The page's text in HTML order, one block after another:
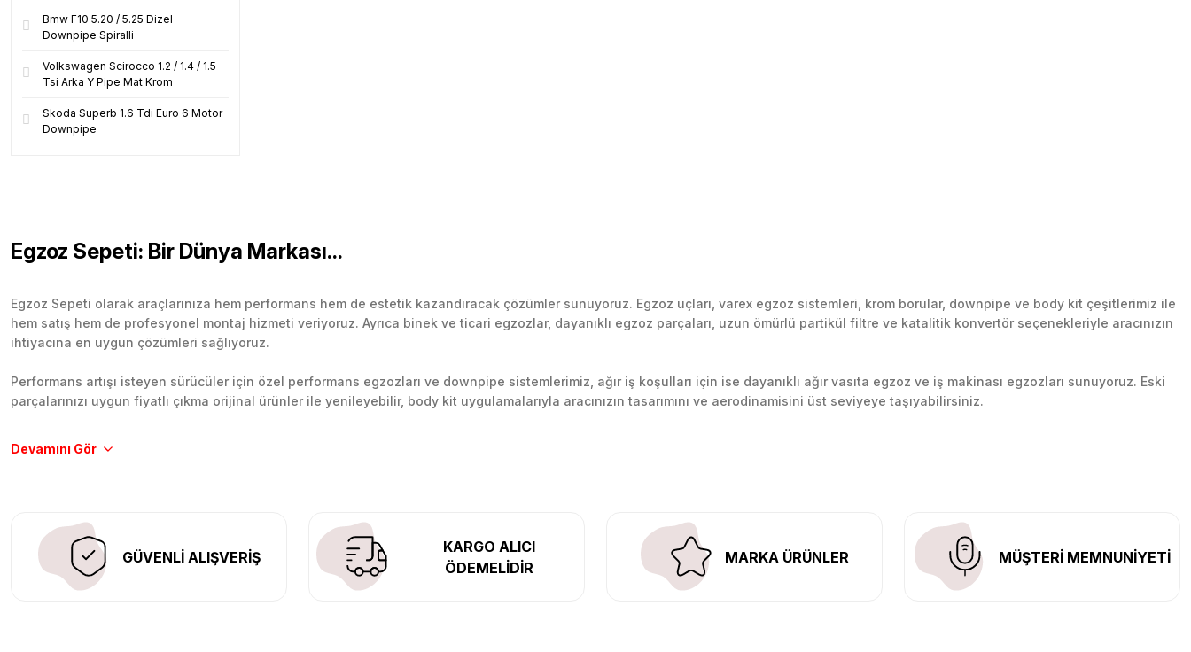
Bmw F10 5.20 / 5.25 Dizel
Downpipe Spiralli
Volkswagen Scirocco 1.2 / 1.4 / 1.5
Tsi Arka Y Pipe Mat Krom
Skoda Superb 1.6 Tdi Euro 6 Motor
Downpipe
Egzoz Sepeti: Bir Dünya Markası...
Egzoz Sepeti olarak araçlarınıza hem performans hem de estetik kazandıracak çözümler sunuyoruz. Egzoz uçları, varex egzoz sistemleri, krom borular, downpipe ve body kit çeşitlerimiz ile
hem satış hem de profesyonel montaj hizmeti veriyoruz. Ayrıca binek ve ticari egzozlar, dayanıklı egzoz parçaları, uzun ömürlü partikül filtre ve katalitik konvertör seçenekleriyle aracınızın
ihtiyacına en uygun çözümleri sağlıyoruz.
Performans artışı isteyen sürücüler için özel performans egzozları ve downpipe sistemlerimiz, ağır iş koşulları için ise dayanıklı ağır vasıta egzoz ve iş makinası egzozları sunuyoruz. Eski
parçalarınızı uygun fiyatlı çıkma orijinal ürünler ile yenileyebilir, body kit uygulamalarıyla aracınızın tasarımını ve aerodinamisini üst seviyeye taşıyabilirsiniz.
Tüm ürünlerimiz orijinal, dayanıklı ve uzun ömürlüdür. İstanbul’daki montaj merkezimizde profesyonel montaj yapıyor, Türkiye’nin her yerine güvenli kargo ile teslimat gerçekleştiriyoruz.
GÜVENLİ ALIŞVERİŞ
KARGO ALICI
ÖDEMELİDİR
MARKA ÜRÜNLER MÜŞTERİ MEMNUNİYETİ